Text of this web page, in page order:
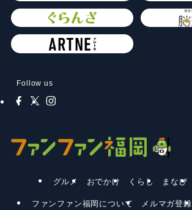
Follow us
グルメ おでかけ くらし まなび
ファンファン福岡について メルマガ登録